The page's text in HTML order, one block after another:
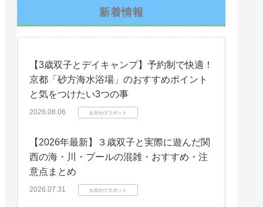
新着情報
【3歳双子とデイキャンプ】予約制で快適！
京都「砂方海水浴場」のおすすめポイント
と気をつけたい3つの事
2026.08.06 お出かけスポット
【2026年最新】３歳双子と実際に遊んだ関
西の海・川・プールの混雑・おすすめ・注
意点まとめ
2026.07.31 お出かけスポット